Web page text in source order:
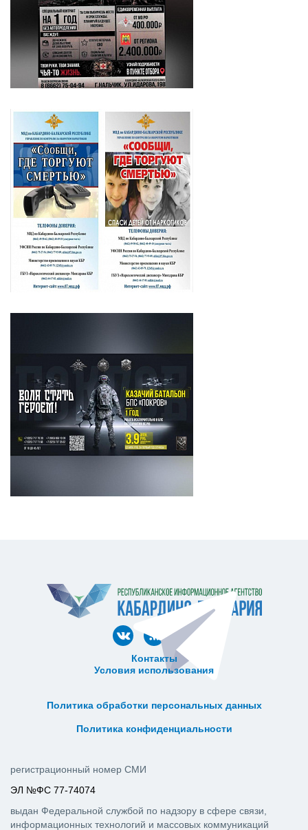
Контакты
Условия использования
Политика обработки персональных данных
Политика конфиденциальности
регистрационный номер СМИ
ЭЛ №ФС 77-74074
выдан Федеральной службой по надзору в сфере связи,
информационных технологий и массовых коммуникаций